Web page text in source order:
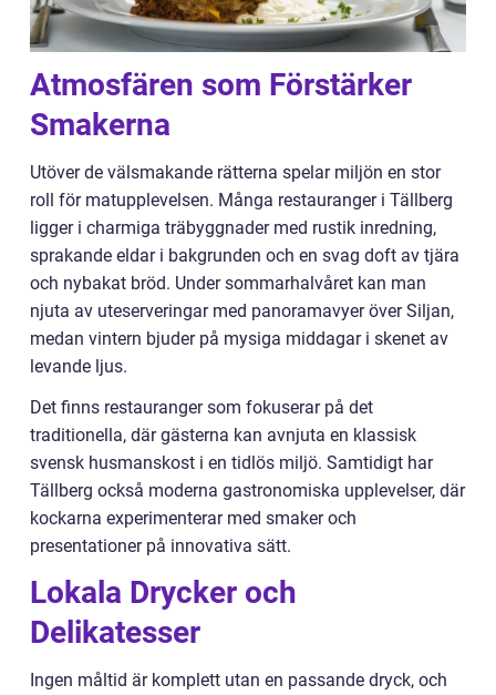
Atmosfären som Förstärker
Smakerna
Utöver de välsmakande rätterna spelar miljön en stor
roll för matupplevelsen. Många restauranger i Tällberg
ligger i charmiga träbyggnader med rustik inredning,
sprakande eldar i bakgrunden och en svag doft av tjära
och nybakat bröd. Under sommarhalvåret kan man
njuta av uteserveringar med panoramavyer över Siljan,
medan vintern bjuder på mysiga middagar i skenet av
levande ljus.
Det finns restauranger som fokuserar på det
traditionella, där gästerna kan avnjuta en klassisk
svensk husmanskost i en tidlös miljö. Samtidigt har
Tällberg också moderna gastronomiska upplevelser, där
kockarna experimenterar med smaker och
presentationer på innovativa sätt.
Lokala Drycker och
Delikatesser
Ingen måltid är komplett utan en passande dryck, och